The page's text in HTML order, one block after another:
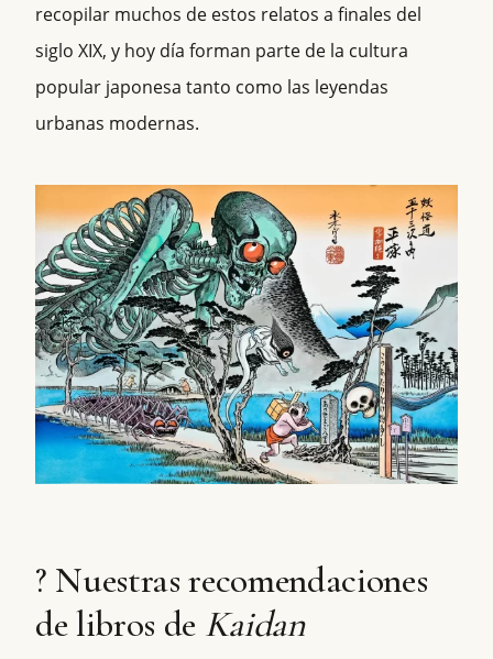
recopilar muchos de estos relatos a finales del
siglo XIX, y hoy día forman parte de la cultura
popular japonesa tanto como las leyendas
urbanas modernas.
? Nuestras recomendaciones
de libros de Kaidan